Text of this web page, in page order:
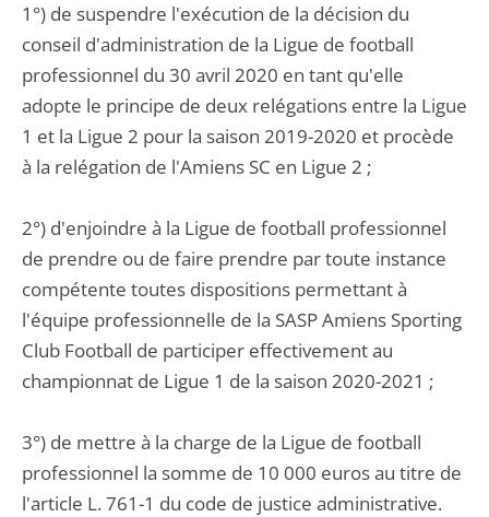
1°) de suspendre l'exécution de la décision du
conseil d'administration de la Ligue de football
professionnel du 30 avril 2020 en tant qu'elle
adopte le principe de deux relégations entre la Ligue
1 et la Ligue 2 pour la saison 2019-2020 et procède
à la relégation de l'Amiens SC en Ligue 2 ;
2°) d'enjoindre à la Ligue de football professionnel
de prendre ou de faire prendre par toute instance
compétente toutes dispositions permettant à
l'équipe professionnelle de la SASP Amiens Sporting
Club Football de participer effectivement au
championnat de Ligue 1 de la saison 2020-2021 ;
3°) de mettre à la charge de la Ligue de football
professionnel la somme de 10 000 euros au titre de
l'article L. 761-1 du code de justice administrative.